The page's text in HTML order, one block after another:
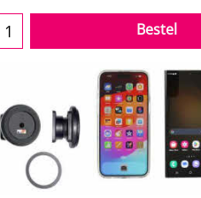
Bestel